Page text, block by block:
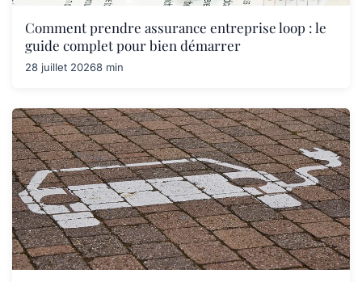
Comment prendre assurance entreprise loop : le
guide complet pour bien démarrer
28 juillet 20268 min